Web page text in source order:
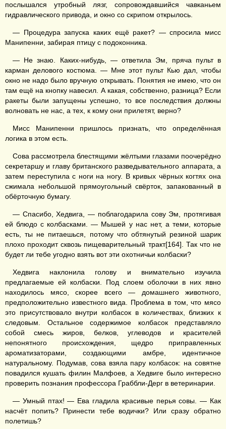
послышался утробный лязг, сопровождавшийся чавканьем
гидравлического привода, и окно со скрипом открылось.
— Процедура запуска каких ещё ракет? — спросила мисс
Манипенни, забирая птицу с подоконника.
— Не знаю. Каких-нибудь, — ответила Эм, пряча пульт в
карман делового костюма. — Мне этот пульт Кью дал, чтобы
окно не надо было вручную открывать. Понятия не имею, что он
там ещё на кнопку навесил. А какая, собственно, разница? Если
ракеты были запущены успешно, то все последствия должны
волновать не нас, а тех, к кому они прилетят, верно?
Мисс Манипенни пришлось признать, что определённая
логика в этом есть.
Сова рассмотрела блестящими жёлтыми глазами поочерёдно
секретаршу и главу британского разведывательного аппарата, а
затем переступила с ноги на ногу. В кривых чёрных когтях она
сжимала небольшой прямоугольный свёрток, запакованный в
обёрточную бумагу.
— Спасибо, Хедвига, — поблагодарила сову Эм, протягивая
ей блюдо с колбасками. — Мышей у нас нет, а теми, которые
есть, ты не питаешься, потому что обтянутый резиной шарик
плохо проходит сквозь пищеварительный тракт[164]. Так что не
будет ли тебе угодно взять вот эти охотничьи колбаски?
Хедвига наклонила голову и внимательно изучила
предлагаемые ей колбаски. Под слоем оболочки в них явно
находилось мясо, скорее всего — домашнего животного,
предположительно известного вида. Проблема в том, что мясо
это присутствовало внутри колбасок в количествах, близких к
следовым. Остальное содержимое колбасок представляло
собой смесь жиров, белков, углеводов и красителей
непонятного происхождения, щедро приправленных
ароматизаторами, создающими амбре, идентичное
натуральному. Подумав, сова взяла пару колбасок: на совятне
повадился кушать филин Малфоев, а Хедвиге было интересно
проверить познания профессора Граббли-Дерг в ветеринарии.
— Умный птах! — Ева гладила красивые перья совы. — Как
насчёт попить? Принести тебе водички? Или сразу обратно
полетишь?